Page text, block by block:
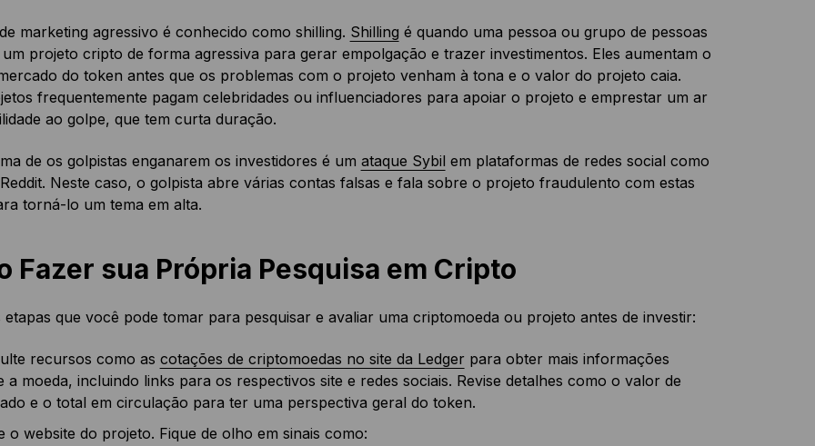
marketing agressivo é conhecido como shilling. Shilling é quando uma pessoa ou grupo de pessoas
projeto cripto de forma agressiva para gerar empolgação e trazer investimentos. Eles aumentam o
do token antes que os problemas com o projeto venham à tona e o valor do projeto caia.
frequentemente pagam celebridades ou influenciadores para apoiar o projeto e emprestar um ar
ao golpe, que tem curta duração.
de os golpistas enganarem os investidores é um ataque Sybil em plataformas de redes social como
Neste caso, o golpista abre várias contas falsas e fala sobre o projeto fraudulento com estas
torná-lo um tema em alta.
Fazer sua Própria Pesquisa em Cripto
etapas que você pode tomar para pesquisar e avaliar uma criptomoeda ou projeto antes de investir:
recursos como as cotações de criptomoedas no site da Ledger para obter mais informações
a moeda, incluindo links para os respectivos site e redes sociais. Revise detalhes como o valor de
e o total em circulação para ter uma perspectiva geral do token.
o website do projeto. Fique de olho em sinais como: